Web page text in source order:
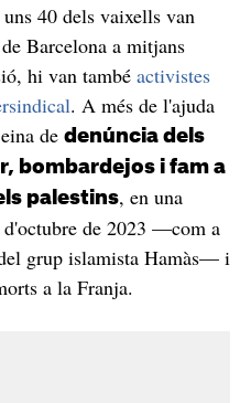
40 dels vaixells van
Barcelona a mitjans
hi van també activistes
. A més de l'ajuda
de denúncia dels
bombardejos i fam a
palestins, en una
de 2023 —com a
grup islamista Hamàs— i
a la Franja.